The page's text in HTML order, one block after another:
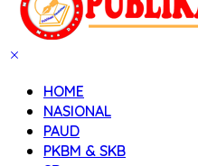
HOME
NASIONAL
PAUD
PKBM & SKB